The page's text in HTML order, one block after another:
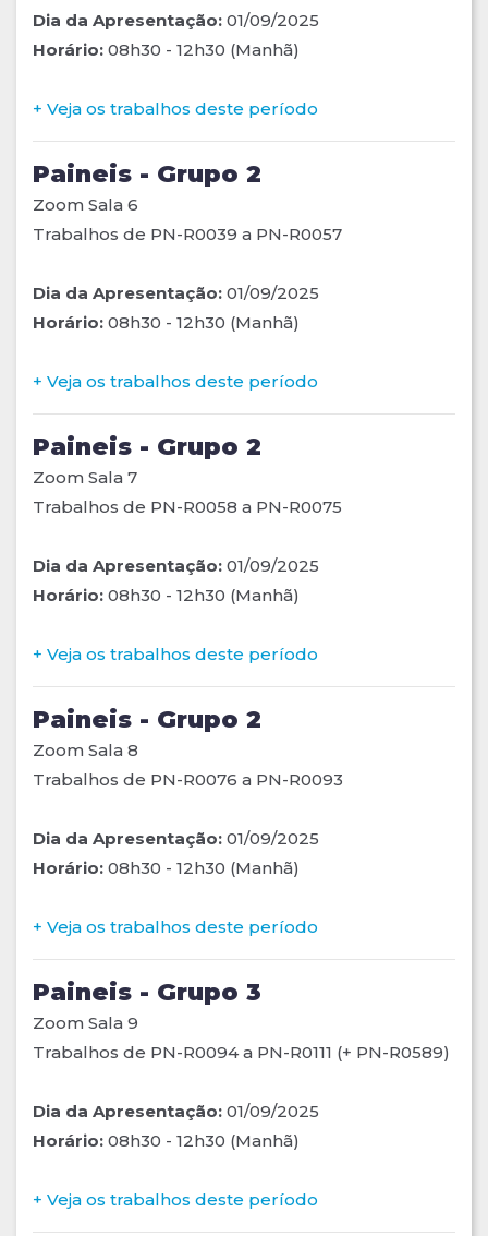
Dia da Apresentação: 01/09/2025
Horário: 08h30 - 12h30 (Manhã)
+ Veja os trabalhos deste período
Paineis - Grupo 2
Zoom Sala 6
Trabalhos de PN-R0039 a PN-R0057
Dia da Apresentação: 01/09/2025
Horário: 08h30 - 12h30 (Manhã)
+ Veja os trabalhos deste período
Paineis - Grupo 2
Zoom Sala 7
Trabalhos de PN-R0058 a PN-R0075
Dia da Apresentação: 01/09/2025
Horário: 08h30 - 12h30 (Manhã)
+ Veja os trabalhos deste período
Paineis - Grupo 2
Zoom Sala 8
Trabalhos de PN-R0076 a PN-R0093
Dia da Apresentação: 01/09/2025
Horário: 08h30 - 12h30 (Manhã)
+ Veja os trabalhos deste período
Paineis - Grupo 3
Zoom Sala 9
Trabalhos de PN-R0094 a PN-R0111 (+ PN-R0589)
Dia da Apresentação: 01/09/2025
Horário: 08h30 - 12h30 (Manhã)
+ Veja os trabalhos deste período